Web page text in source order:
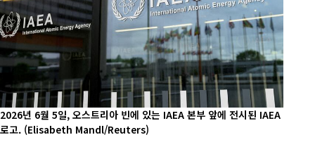
2026년 6월 5일, 오스트리아 빈에 있는 IAEA 본부 앞에 전시된 IAEA
로고. (Elisabeth Mandl/Reuters)